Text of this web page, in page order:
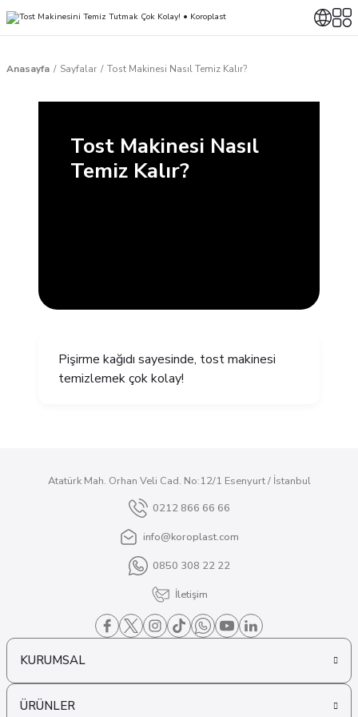
Anasayfa Sayfalar Tost Makinesi Nasıl Temiz Kalır?
Tost Makinesi Nasıl
Temiz Kalır?
Pişirme kağıdı sayesinde, tost makinesi
temizlemek çok kolay!
Atatürk Mah. Orhan Veli Cad. No:12/1 Esenyurt / İstanbul
0212 866 66 66
info@koroplast.com
0850 308 22 22
İletişim
KURUMSAL
ÜRÜNLER